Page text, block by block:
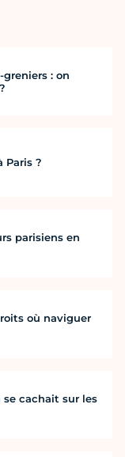
: on
Paris ?
parisiens en
où naviguer
se cachait sur les